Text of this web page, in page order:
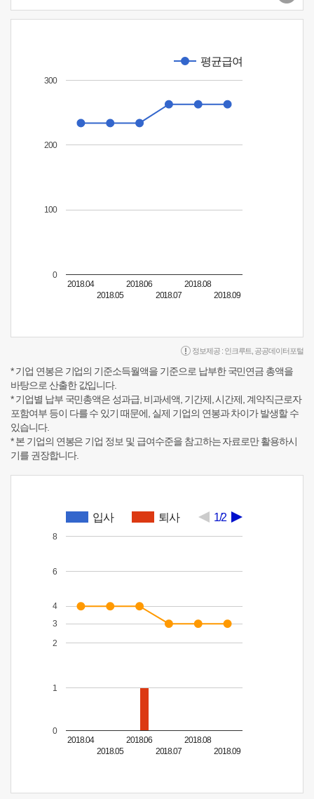
평균급여
2018.04
2018.05
2018.06
2018.07
2018.08
2018.09
0
100
200
300
정보제공 : 인크루트 공공데이터포털
* 기업 연봉은 기업의 기준소득월액을 기준으로 납부한 국민연금 총액을
바탕으로 산출한 값입니다.
* 기업별 납부 국민총액은 성과급, 비과세액, 기간제, 시간제, 계약직근로자
포함여부 등이 다를 수 있기 때문에, 실제 기업의 연봉과 차이가 발생할 수
있습니다.
* 본 기업의 연봉은 기업 정보 및 급여수준을 참고하는 자료로만 활용하시
기를 권장합니다.
입사 퇴사 1/2
2018.04
2018.05
2018.06
2018.07
2018.08
2018.09
0
1
2
3
4
6
8